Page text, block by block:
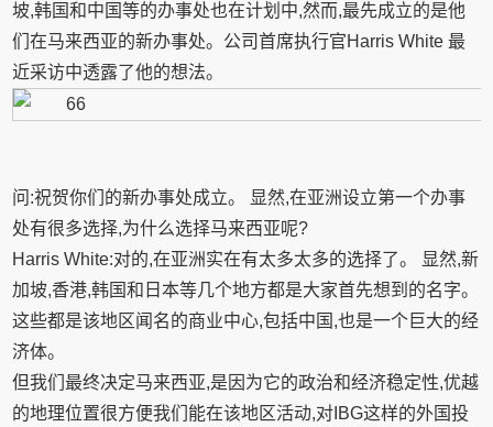
坡,韩国和中国等的办事处也在计划中,然而,最先成立的是他
们在马来西亚的新办事处。公司首席执行官Harris White 最
近采访中透露了他的想法。
问:祝贺你们的新办事处成立。 显然,在亚洲设立第一个办事
处有很多选择,为什么选择马来西亚呢?
Harris White:对的,在亚洲实在有太多太多的选择了。 显然,新
加坡,香港,韩国和日本等几个地方都是大家首先想到的名字。
这些都是该地区闻名的商业中心,包括中国,也是一个巨大的经
济体。
但我们最终决定马来西亚,是因为它的政治和经济稳定性,优越
的地理位置很方便我们能在该地区活动,对IBG这样的外国投